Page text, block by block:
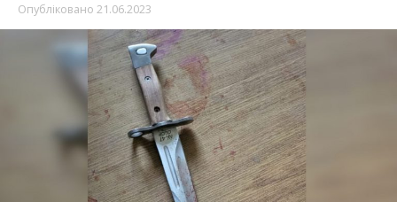
Опубліковано 21.06.2023